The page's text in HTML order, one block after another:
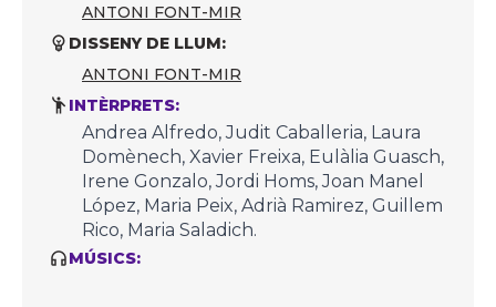
ANTONI FONT-MIR
DISSENY DE LLUM:
ANTONI FONT-MIR
INTÈRPRETS:
Andrea Alfredo, Judit Caballeria, Laura
Domènech, Xavier Freixa, Eulàlia Guasch,
Irene Gonzalo, Jordi Homs, Joan Manel
López, Maria Peix, Adrià Ramirez, Guillem
Rico, Maria Saladich.
MÚSICS: